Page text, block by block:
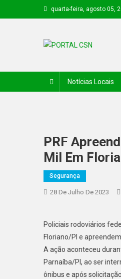
quarta-feira, agosto 05,
Notícias Locais
PRF
Mil Em
Segurança
28 De Julho De 2023
Policiais rodoviários
Floriano/PI e
A ação aconteceu
Parnaíba/PI, ao ser
ônibus e após